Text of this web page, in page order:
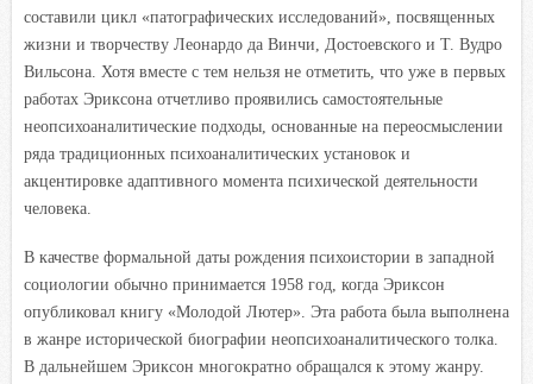
составили цикл «патографических исследований», посвященных
жизни и творчеству Леонардо да Винчи, Достоевского и Т. Вудро
Вильсона. Хотя вместе с тем нельзя не отметить, что уже в первых
работах Эриксона отчетливо проявились самостоятельные
неопсихоаналитические подходы, основанные на переосмыслении
ряда традиционных психоаналитических установок и
акцентировке адаптивного момента психической деятельности
человека.
В качестве формальной даты рождения психоистории в западной
социологии обычно принимается 1958 год, когда Эриксон
опубликовал книгу «Молодой Лютер». Эта работа была выполнена
в жанре исторической биографии неопсихоаналитического толка.
В дальнейшем Эриксон многократно обращался к этому жанру.